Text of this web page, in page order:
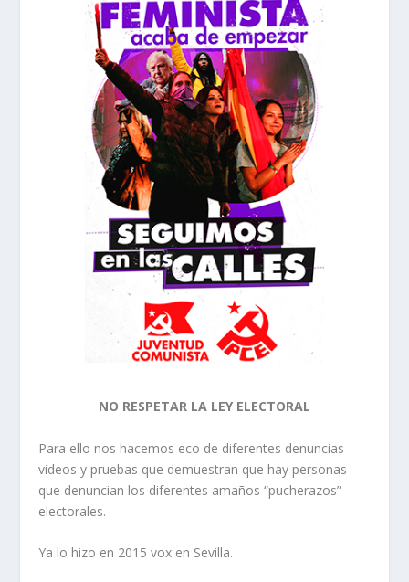
NO RESPETAR LA LEY ELECTORAL
Para ello nos hacemos eco de diferentes denuncias
videos y pruebas que demuestran que hay personas
que denuncian los diferentes amaños “pucherazos”
electorales.
Ya lo hizo en 2015 vox en Sevilla.